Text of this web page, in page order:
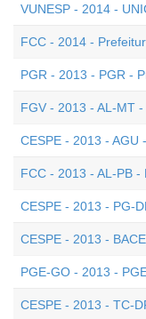
VUNESP - 2014 -
FCC - 2014 -
PGR - 2013 - PGR -
FGV - 2013 - AL-MT
CESPE - 2013 - AGU
FCC - 2013 - AL-PB -
CESPE - 2013 - PG-
CESPE - 2013 -
PGE-GO - 2013 -
CESPE - 2013 - TC-